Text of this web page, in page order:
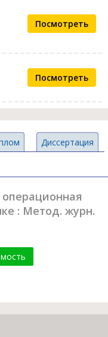
Посмотреть
Посмотреть
Диссертация
: Метод. журн.